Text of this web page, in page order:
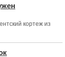
кортеж из